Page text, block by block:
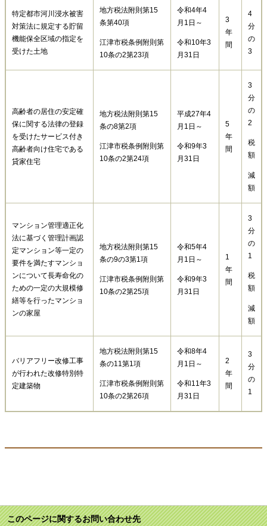
特定都市河川浸水被害
対策法に規定する貯留
機能保全区域の指定を
受けた土地
地方税法附則第15
条第40項
江津市税条例附則第
10条の2第23項
令和4年4
月1日～
令和10年3
月31日
3
年
間
4
分
の
3
高齢者の居住の安定確
保に関する法律の登録
を受けたサービス付き
高齢者向け住宅である
貸家住宅
地方税法附則第15
条の8第2項
江津市税条例附則第
10条の2第24項
平成27年4
月1日～
令和9年3
月31日
5
年
間
3
分
の
2
税
額
減
額
マンション管理適正化
法に基づく管理計画認
定マンション等一定の
要件を満たすマンショ
ンについて長寿命化の
ための一定の大規模修
繕等を行ったマンショ
ンの家屋
地方税法附則第15
条の9の3第1項
江津市税条例附則第
10条の2第25項
令和5年4
月1日～
令和9年3
月31日
1
年
間
3
分
の
1
税
額
減
額
バリアフリー改修工事
が行われた改修特別特
定建築物
地方税法附則第15
条の11第1項
江津市税条例附則第
10条の2第26項
令和8年4
月1日～
令和11年3
月31日
2
年
間
3
分
の
1
このページに関するお問い合わせ先